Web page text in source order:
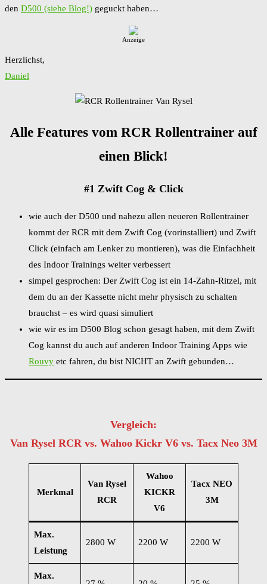
den D500 (siehe Blog!) geguckt haben…
Anzeige
Herzlichst,
Daniel
Alle Features vom RCR Rollentrainer auf
einen Blick!
#1 Zwift Cog & Click
wie auch der D500 und nahezu allen neueren Rollentrainer
kommt der RCR mit dem Zwift Cog (vorinstalliert) und Zwift
Click (einfach am Lenker zu montieren), was die Einfachheit
des Indoor Trainings weiter verbessert
simpel gesprochen: Der Zwift Cog ist ein 14-Zahn-Ritzel, mit
dem du an der Kassette nicht mehr physisch zu schalten
brauchst – es wird quasi simuliert
wie wir es im D500 Blog schon gesagt haben, mit dem Zwift
Cog kannst du auch auf anderen Indoor Training Apps wie
Rouvy etc fahren, du bist NICHT an Zwift gebunden…
Vergleich:
Van Rysel RCR vs. Wahoo Kickr V6 vs. Tacx Neo 3M
Merkmal
Van Rysel
RCR
Wahoo
KICKR
V6
Tacx NEO
3M
Max.
Leistung
2800 W 2200 W 2200 W
Max.